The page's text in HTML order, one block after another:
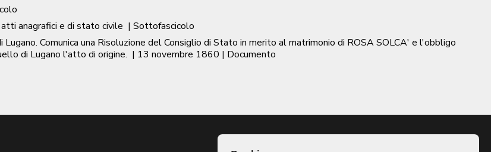
anagrafici e di stato civile | Sottofascicolo
Lugano. Comunica una Risoluzione del Consiglio di Stato in merito al matrimonio di ROSA SOLCA' e l'obbligo
di Lugano l'atto di origine. | 13 novembre 1860 | Documento